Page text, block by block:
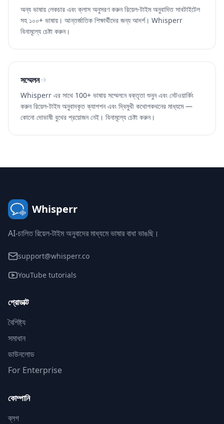
অন্য ভাষায় লেকচার এবং ক্লাস অনুসরণ করুন রিয়েল-টাইম অনুবাদিত সাবটাইটেল
সহ ১০০+ ভাষায়। আন্তর্জাতিক শিক্ষার্থীদের জন্য আদর্শ। Whisperr
বিনামূল্যে চেষ্টা করুন।
সম্মেলন
Whisperr এর সাথে 100+ ভাষায় সম্মেলনে বক্তৃতা শুনুন এবং নেটওয়ার্কিং
করুন রিয়েল-টাইম অনুবাদকৃত ক্যাপশন এবং দ্বিমুখী কথোপকথনের মাধ্যমে —
কোনো দোভাষী বুথের প্রয়োজন নেই। বিনামূল্যে চেষ্টা করুন।
Whisperr
AI-চালিত রিয়েল-টাইম অনুবাদের মাধ্যমে ভাষার বাধা ভাঙছি।
support@whisperr.co
YouTube tutorials
প্রোডাক্ট
বৈশিষ্ট্য
সমাধান
ডাউনলোড
For Enterprise
কোম্পানি
ব্লগ